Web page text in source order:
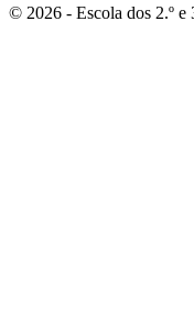
© 2026 - Escola dos 2.º